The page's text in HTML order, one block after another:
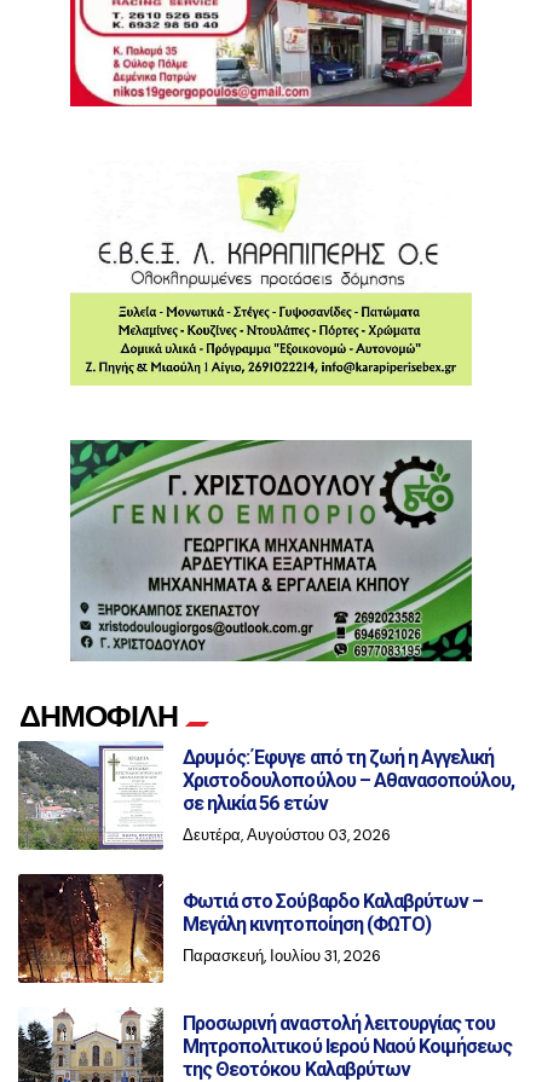
ΔΗΜΟΦΙΛΗ
Δρυμός: Έφυγε από τη ζωή η Αγγελική
Χριστοδουλοπούλου – Αθανασοπούλου,
σε ηλικία 56 ετών
Δευτέρα, Αυγούστου 03, 2026
Φωτιά στο Σούβαρδο Καλαβρύτων –
Μεγάλη κινητοποίηση (ΦΩΤΟ)
Παρασκευή, Ιουλίου 31, 2026
Προσωρινή αναστολή λειτουργίας του
Μητροπολιτικού Ιερού Ναού Κοιμήσεως
της Θεοτόκου Καλαβρύτων